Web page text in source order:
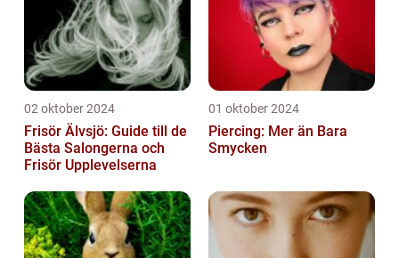
02 oktober 2024
Frisör Älvsjö: Guide till de
Bästa Salongerna och
Frisör Upplevelserna
01 oktober 2024
Piercing: Mer än Bara
Smycken